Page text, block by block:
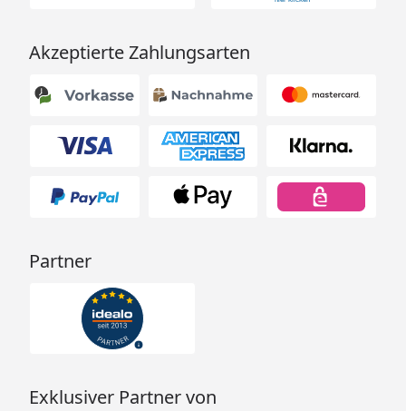
Akzeptierte Zahlungsarten
Partner
Exklusiver Partner von